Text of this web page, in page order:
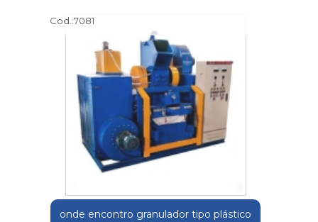
Cod.:7081
onde encontro granulador tipo plástico